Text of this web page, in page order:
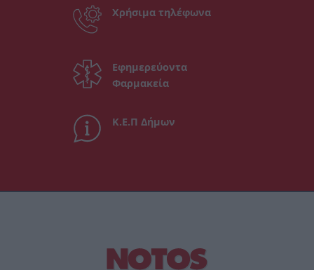
Χρήσιμα τηλέφωνα
Εφημερεύοντα
Φαρμακεία
Κ.Ε.Π Δήμων